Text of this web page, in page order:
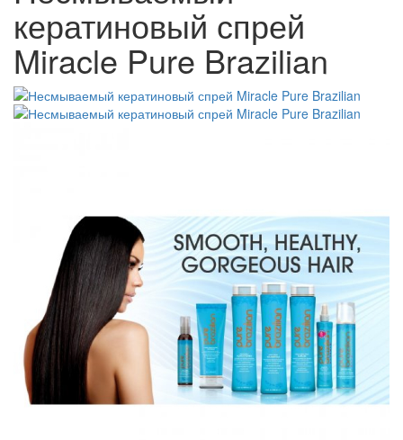
кератиновый спрей
Miracle Pure Brazilian